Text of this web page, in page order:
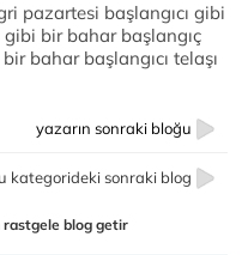
pazartesi başlangıcı gibi
bir bahar başlangıç
bahar başlangıcı telaşı
yazarın sonraki bloğu
kategorideki sonraki blog
blog getir